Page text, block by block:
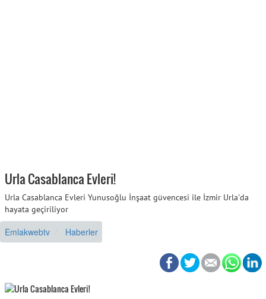
Urla Casablanca Evleri!
Urla Casablanca Evleri Yunusoğlu İnşaat güvencesi ile İzmir Urla'da
hayata geçiriliyor
Emlakwebtv Haberler